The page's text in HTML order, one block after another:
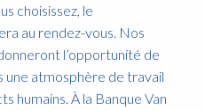
choisissez, le
au rendez-vous. Nos
l’opportunité de
une atmosphère de travail
humains. À la Banque Van